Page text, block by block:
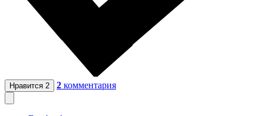
Нравится 2 2 комментария